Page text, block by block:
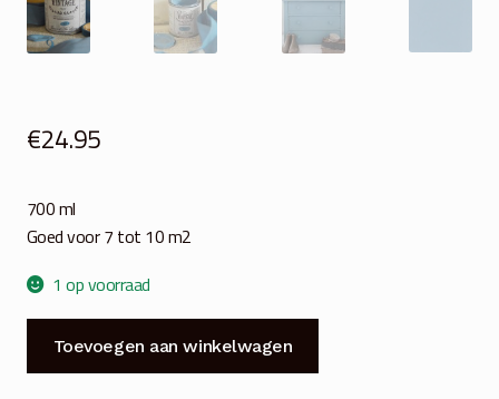
€24.95
700 ml
Goed voor 7 tot 10 m2
1 op voorraad
Krijtverf
Toevoegen aan winkelwagen